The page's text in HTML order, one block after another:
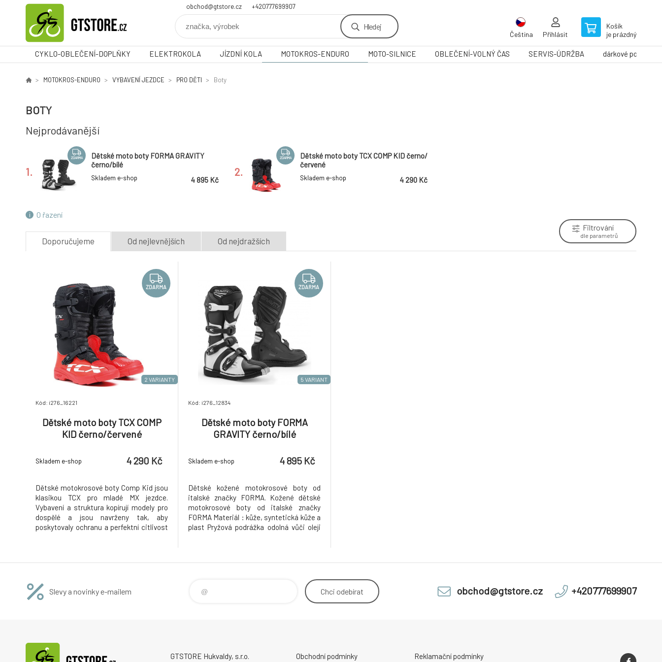
obchod@gtstore.cz +420777699907
Hledej
Čeština Přihlásit
Košík
je prázdný
CYKLO-OBLEČENÍ-DOPLŇKY ELEKTROKOLA JÍZDNÍ KOLA MOTOKROS-ENDURO MOTO-SILNICE OBLEČENÍ-VOLNÝ ČAS SERVIS-ÚDRŽBA dárkové poukazy
MOTOKROS-ENDURO VYBAVENÍ JEZDCE PRO DĚTI Boty
BOTY
Nejprodávanější
1.
ZDARMA
Dětské moto boty FORMA GRAVITY
černo/bílé
Skladem e-shop 4 895 Kč
2.
ZDARMA
Dětské moto boty TCX COMP KID černo/
červené
Skladem e-shop 4 290 Kč
O řazení
Doporučujeme Od nejlevnějších Od nejdražších
Filtrování
dle parametrů
2 VARIANTY
ZDARMA
Kód: i276_16221
Dětské moto boty TCX COMP
KID černo/červené
Skladem e-shop 4 290 Kč
Dětské motokrosové boty Comp Kid jsou
klasikou TCX pro mladé MX jezdce.
Vybavení a struktura kopírují modely pro
dospělé a jsou navrženy tak, aby
poskytovaly ochranu a perfektní citlivost
5 VARIANT
ZDARMA
Kód: i276_12834
Dětské moto boty FORMA
GRAVITY černo/bílé
Skladem e-shop 4 895 Kč
Dětské kožené motokrosové boty od
italské značky FORMA. Kožené dětské
motokrosové boty od italské značky
FORMA Materiál : kůže, syntetická kůže a
plast Pryžová podrážka odolná vůči oleji
Slevy a novinky e-mailem Chci odebírat obchod@gtstore.cz +420777699907
GTSTORE Hukvaldy, s.r.o. Obchodní podmínky Reklamační podmínky